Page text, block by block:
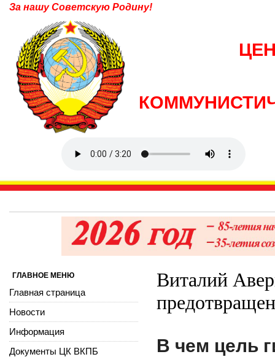
За нашу Советскую Родину!
Виталий
В чем цель
ГЛАВНОЕ МЕНЮ
Главная страница
Новости
Информация
Документы ЦК ВКПБ